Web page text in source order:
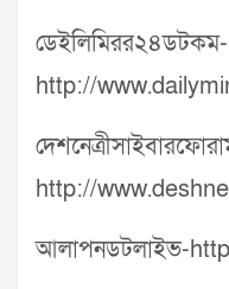
ডেইলিমিরর২৪ডটকম-
http://
http://
আলাপনডটলাইভ-